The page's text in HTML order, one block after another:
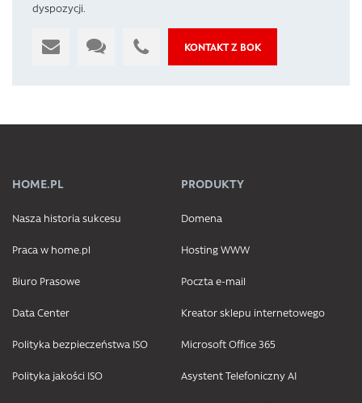
dyspozycji.
KONTAKT Z BOK
HOME.PL
Nasza historia sukcesu
Praca w home.pl
Biuro Prasowe
Data Center
Polityka bezpieczeństwa ISO
Polityka jakości ISO
PRODUKTY
Domena
Hosting WWW
Poczta e-mail
Kreator sklepu internetowego
Microsoft Office 365
Asystent Telefoniczny AI